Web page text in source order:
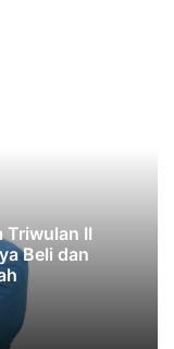
Triwulan II
Beli dan